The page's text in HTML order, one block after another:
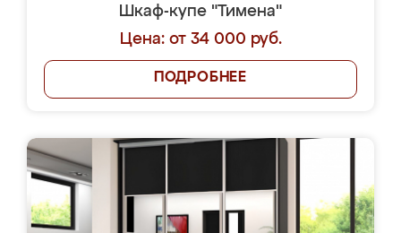
Шкаф-купе "Тимена"
Цена: от 34 000 руб.
ПОДРОБНЕЕ